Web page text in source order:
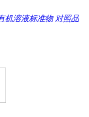
机溶液标准物 对照品